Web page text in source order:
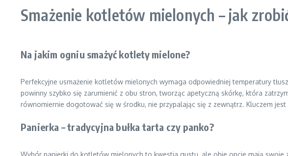
Smażenie kotletów mielonych – jak
Na jakim ogniu smażyć kotlety mielone?
Perfekcyjne usmażenie kotletów mielonych wymaga odpowiedniej temperatury
powinny szybko się zarumienić z obu stron, tworząc apetyczną skórkę, która
równomiernie dogotować się w środku, nie przypalając się z zewnątrz. Kluczem
Panierka – tradycyjna bułka tarta czy panko?
Wybór panierki do kotletów mielonych to kwestia gustu, ale obie opcje mają swoje